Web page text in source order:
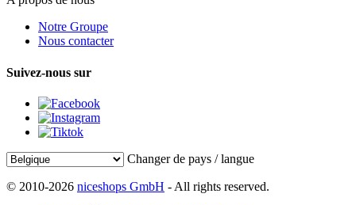
Notre Groupe
Nous contacter
Suivez-nous sur
Changer de pays / langue
© 2010-2026 niceshops GmbH - All rights reserved.